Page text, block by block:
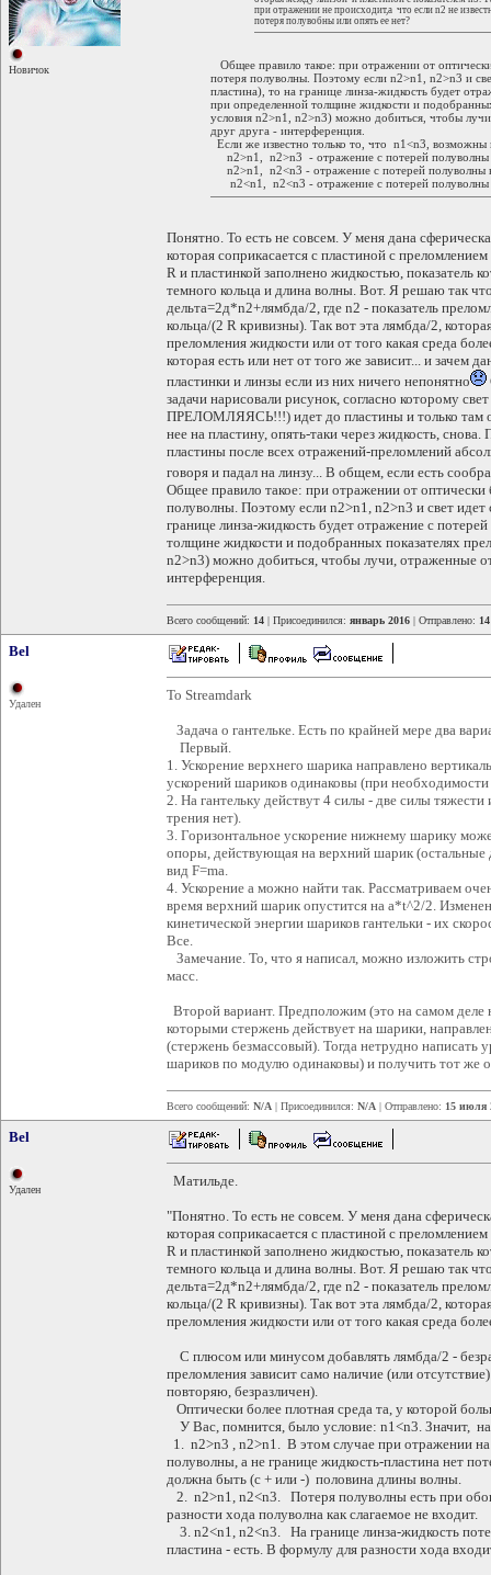
Новичок
при отражении не происходит,а что если n2 не
потеря полувобны или опять ее нет?
Общее правило такое: при отражении от
потеря полуволны. Поэтому если n2>n1, n2>n3 и
пластина), то на границе линза-жидкость будет
при определенной толщине жидкости и
условия n2>n1, n2>n3) можно добиться, чтобы
друг друга - интерференция.
Если же известно только то, что n1<n3, возможны
n2>n1, n2>n3 - отражение с потерей полуволны
n2>n1, n2<n3 - отражение с потерей полуволны
n2<n1, n2<n3 - отражение с потерей полуволны
Понятно. То есть не совсем. У меня дана
которая соприкасается с пластиной с
R и пластинкой заполнено жидкостью, показатель
темного кольца и длина волны. Вот. Я решаю так
дельта=2д*n2+лямбда/2, где n2 - показатель
кольца/(2 R кривизны). Так вот эта лямбда/2,
преломления жидкости или от того какая среда
которая есть или нет от того же зависит... и зачем
пластинки и линзы если из них ничего непонятно
задачи нарисовали рисунок, согласно которому
ПРЕЛОМЛЯЯСЬ!!!) идет до пластины и только там
нее на пластину, опять-таки через жидкость,
пластины после всех отражений-преломлений
говоря и падал на линзу... В общем, если есть
Общее правило такое: при отражении от
полуволны. Поэтому если n2>n1, n2>n3 и свет идет
границе линза-жидкость будет отражение с
толщине жидкости и подобранных показателях
n2>n3) можно добиться, чтобы лучи, отраженные
интерференция.
Всего сообщений: 14 | Присоединился: январь 2016 | Отправлено:
Bel
Удален
To Streamdark
Задача о гантельке. Есть по крайней мере два
Первый.
1. Ускорение верхнего шарика направлено
ускорений шариков одинаковы (при
2. На гантельку действут 4 силы - две силы
трения нет).
3. Горизонтальное ускорение нижнему шарику
опоры, действующая на верхний шарик (остальные
вид F=ma.
4. Ускорение a можно найти так. Рассматриваем
время верхний шарик опустится на a*t^2/2.
кинетической энергии шариков гантельки - их
Все.
Замечание. То, что я написал, можно изложить
масс.
Второй вариант. Предположим (это на самом
которыми стержень действует на шарики,
(стержень безмассовый). Тогда нетрудно написать
шариков по модулю одинаковы) и получить тот же
Всего сообщений: N/A | Присоединился: N/A | Отправлено: 15 июля
Bel
Удален
Матильде.
"Понятно. То есть не совсем. У меня дана
которая соприкасается с пластиной с
R и пластинкой заполнено жидкостью, показатель
темного кольца и длина волны. Вот. Я решаю так
дельта=2д*n2+лямбда/2, где n2 - показатель
кольца/(2 R кривизны). Так вот эта лямбда/2,
преломления жидкости или от того какая среда
С плюсом или минусом добавлять лямбда/2 -
преломления зависит само наличие (или
повторяю, безразличен).
Оптически более плотная среда та, у которой
У Вас, помнится, было условие: n1<n3. Значит,
1. n2>n3 , n2>n1. В этом случае при отражении на
полуволны, а не границе жидкость-пластина нет
должна быть (с + или -) половина длины волны.
2. n2>n1, n2<n3. Потеря полуволны есть при
разности хода полуволна как слагаемое не входит.
3. n2<n1, n2<n3. На границе линза-жидкость
пластина - есть. В формулу для разности хода